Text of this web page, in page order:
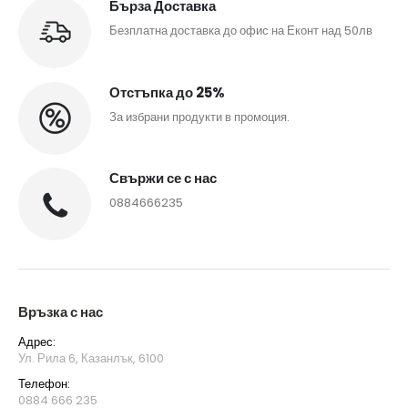
Бърза Доставка
Безплатна доставка до офис на Еконт над 50лв
Отстъпка до 25%
За избрани продукти в промоция.
Свържи се с нас
0884666235
Връзка с нас
Адрес:
Ул. Рила 6, Казанлък, 6100
Телефон:
0884 666 235